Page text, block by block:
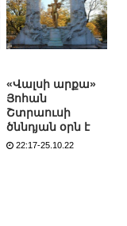
«Վալսի արքա»
Յոհան
Շտրաուսի
ծննդյան օրն է
22:17-25.10.22